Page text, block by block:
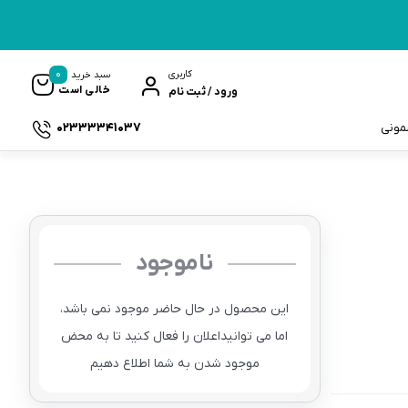
کاربری
ورود / ثبت نام
سبد خرید
خالی است
0
02333341037
ناموجود
این محصول در حال حاضر موجود نمی باشد،
اما می توانیداعلان را فعال کنید تا به محض
موجود شدن به شما اطلاع دهیم